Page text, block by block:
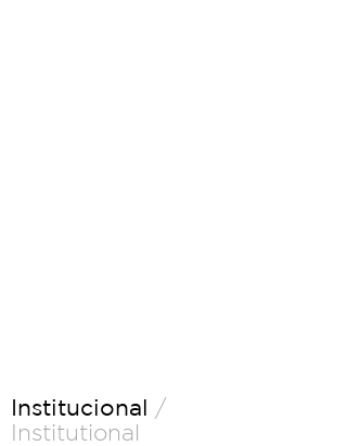
Institucional /
Institutional